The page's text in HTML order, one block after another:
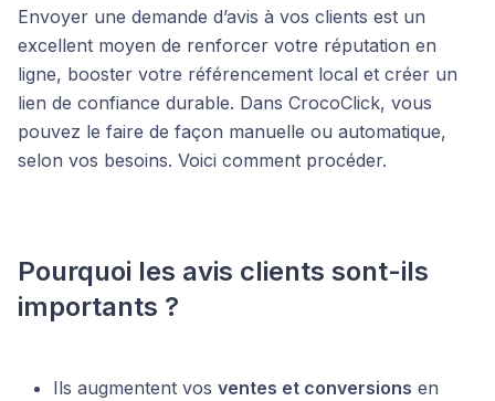
Envoyer une demande d’avis à vos clients est un
excellent moyen de renforcer votre réputation en
ligne, booster votre référencement local et créer un
lien de confiance durable. Dans CrocoClick, vous
pouvez le faire de façon manuelle ou automatique,
selon vos besoins. Voici comment procéder.
Pourquoi les avis clients sont-ils
importants ?
Ils augmentent vos ventes et conversions en